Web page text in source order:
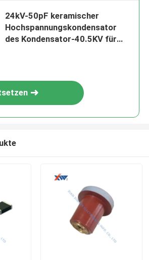
24kV-50pF keramischer
Hochspannungskondensator
des Kondensator-40.5KV für